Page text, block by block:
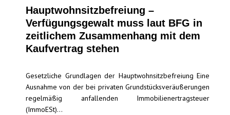
Hauptwohnsitz​­befreiung –
Verfügungsgewalt muss laut BFG in
zeitlichem Zusammenhang mit dem
Kaufvertrag stehen
Gesetzliche Grundlagen der Hauptwohnsitzbefreiung Eine
Ausnahme von der bei privaten Grundstücksveräußerungen
regelmäßig anfallenden Immobilienertragsteuer
(ImmoESt)...